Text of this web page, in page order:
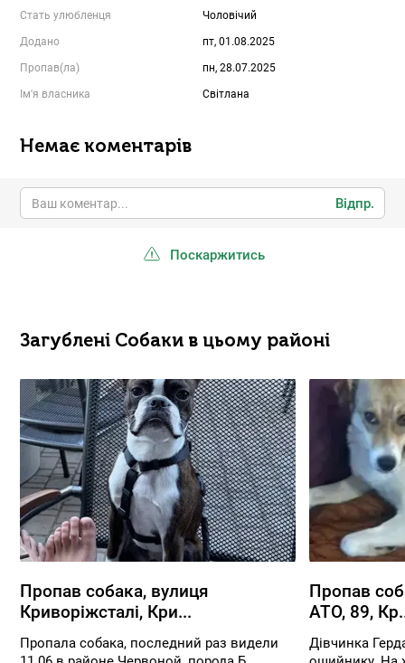
Стать улюбленця Чоловічий
Додано пт, 01.08.2025
Пропав(ла) пн, 28.07.2025
Ім'я власника Світлана
Немає коментарів
Відпр.
Поскаржитись
Загублені Собаки в цьому районі
Пропав собака, вулиця
Криворіжсталі, Кри...
Пропала собака, последний раз видели
Пропав
АТО, 89,
Дівчинка